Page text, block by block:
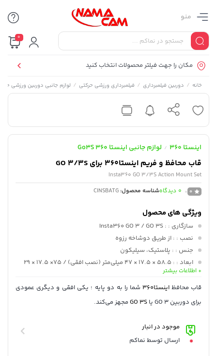
منو
0
مکان را جهت فیلتر محصولات انتخاب کنید
خانه / دوربین فیلمبرداری / فیلمبرداری ورزشی حرکتی / لوازم جانبی دوربین ورزشی
اینستا 360 / لوازم جانبی اینستا 360 Go3S
قاب محافظ و فریم اینستا360 برای GO 3/3S
Insta360 GO 3/3S Action Mount Set
0
0 دیدگاهشناسه محصول: CINSBATG
ویژگی های محصول
سازگاری : : Insta360 GO 3 / GO 3S
نصب : : از طریق دوشاخه رزوه
جنس : : پلاستیک، سیلیکون
ابعاد :
: 58.5 × 17.5 × 47 میلی‌متر (نصب افقی) / 75× 17.5 × 29
میلی‌متر (نصب عمودی)
وزن :: 6.9 گرم (نصب افقی) / 7.1 گرم (نصب عمودی)
+ اطلاعات بیشتر
قاب محافظاینستا360
شما را به دو پایه ؛ یکی افقی و دیگری عمودی
برای دوربین GO 3 یا
GO 3Sمجهز می‌کند.
موجود در انبار
ارسال توسط نماکم